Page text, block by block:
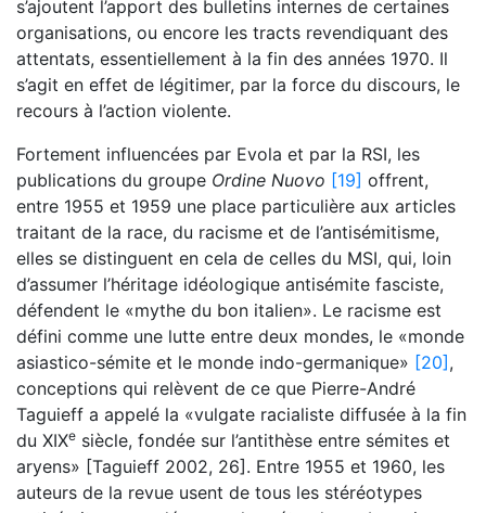
s’ajoutent l’apport des bulletins internes de certaines
organisations, ou encore les tracts revendiquant des
attentats, essentiellement à la fin des années 1970. Il
s’agit en effet de légitimer, par la force du discours, le
recours à l’action violente.
Fortement influencées par Evola et par la RSI, les
publications du groupe Ordine Nuovo [19] offrent,
entre 1955 et 1959 une place particulière aux articles
traitant de la race, du racisme et de l’antisémitisme,
elles se distinguent en cela de celles du MSI, qui, loin
d’assumer l’héritage idéologique antisémite fasciste,
défendent le «mythe du bon italien». Le racisme est
défini comme une lutte entre deux mondes, le «monde
asiastico-sémite et le monde indo-germanique» [20],
conceptions qui relèvent de ce que Pierre-André
Taguieff a appelé la «vulgate racialiste diffusée à la fin
du XIXe siècle, fondée sur l’antithèse entre sémites et
aryens» [Taguieff 2002, 26]. Entre 1955 et 1960, les
auteurs de la revue usent de tous les stéréotypes